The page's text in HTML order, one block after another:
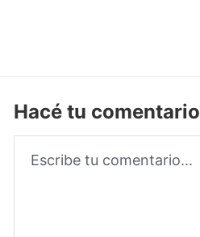
Hacé tu comentario